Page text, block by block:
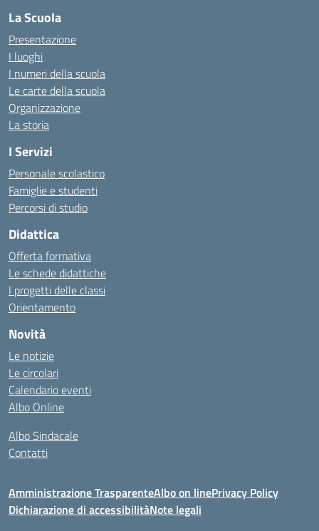
La Scuola
Presentazione
I luoghi
I numeri della scuola
Le carte della scuola
Organizzazione
La storia
I Servizi
Personale scolastico
Famiglie e studenti
Percorsi di studio
Didattica
Offerta formativa
Le schede didattiche
I progetti delle classi
Orientamento
Novità
Le notizie
Le circolari
Calendario eventi
Albo Online
Albo Sindacale
Contatti
Amministrazione TrasparenteAlbo on linePrivacy Policy
Dichiarazione di accessibilitàNote legali